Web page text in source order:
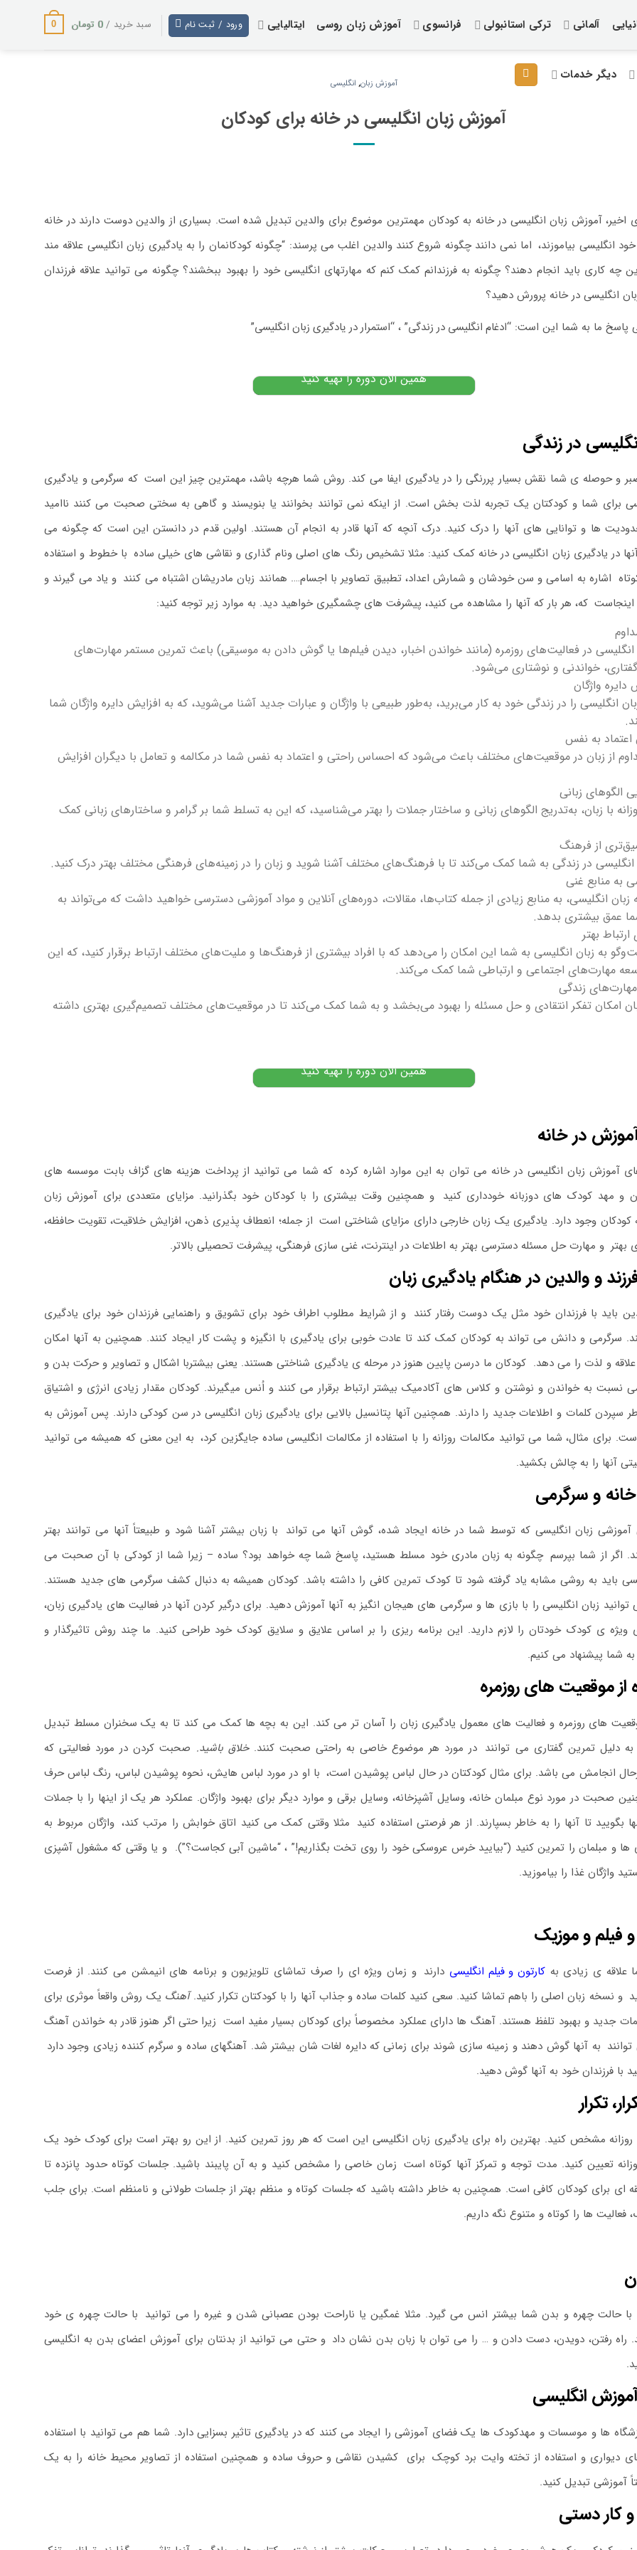
آلمانی ترکی استانبولی فرانسوی آموزش زبان روسی ایتالیایی
دیگر خدمات
ورود / ثبت نام سبد خرید /0 تومان 0
آموزش زبان, انگلیسی
آموزش زبان انگلیسی در خانه برای کودکان
اخیر، آموزش زبان انگلیسی در خانه به کودکان مهمترین موضوع برای والدین تبدیل شده است. بسیاری از والدین دوست دارند در خانه
انگلیسی بیاموزند،. اما نمی دانند چگونه شروع کنند والدین اغلب می پرسند: “چگونه کودکانمان را به یادگیری زبان انگلیسی علاقه مند
چه کاری باید انجام دهند؟ چگونه به فرزندانم کمک کنم که مهارتهای انگلیسی خود را بهبود ببخشند؟ چگونه می توانید علاقه فرزندان
انگلیسی در خانه پرورش دهید؟
پاسخ ما به شما این است: “ادغام انگلیسی در زندگی” ، “استمرار در یادگیری زبان انگلیسی”
همین الان دوره را تهیه کنید
در زندگی
و حوصله ی شما نقش بسیار پررنگی را در یادگیری ایفا می کند. روش شما هرچه باشد، مهمترین چیز این است. که سرگرمی و یادگیری
برای شما و کودکتان یک تجربه لذت بخش است. از اینکه نمی توانند بخوانند یا بنویسند و گاهی به سختی صحبت می کنند ناامید
ها و توانایی های آنها را درک کنید. درک آنچه که آنها قادر به انجام آن هستند. اولین قدم در دانستن این است که چگونه می
در یادگیری زبان انگلیسی در خانه کمک کنید: مثلا تشخیص رنگ های اصلی ونام گذاری و نقاشی های خیلی ساده. با خطوط و استفاده
اشاره به اسامی و سن خودشان و شمارش اعداد، تطبیق تصاویر با اجسام…. همانند زبان مادریشان اشتباه می کنند و یاد می گیرند و
اینجاست که، هر بار که آنها را مشاهده می کنید، پیشرفت های چشمگیری خواهید دید. به موارد زیر توجه کنید:
انگلیسی در فعالیت‌های روزمره (مانند خواندن اخبار، دیدن فیلم‌ها یا گوش دادن به موسیقی) باعث تمرین مستمر مهارت‌های
خواندنی و نوشتاری می‌شود.
انگلیسی را در زندگی خود به کار می‌برید، به‌طور طبیعی با واژگان و عبارات جدید آشنا می‌شوید، که به افزایش دایره واژگان شما
از زبان در موقعیت‌های مختلف باعث می‌شود که احساس راحتی و اعتماد به نفس شما در مکالمه و تعامل با دیگران افزایش
با زبان، به‌تدریج الگوهای زبانی و ساختار جملات را بهتر می‌شناسید، که این به تسلط شما بر گرامر و ساختارهای زبانی کمک
انگلیسی در زندگی به شما کمک می‌کند تا با فرهنگ‌های مختلف آشنا شوید و زبان را در زمینه‌های فرهنگی مختلف بهتر درک کنید.
زبان انگلیسی، به منابع زیادی از جمله کتاب‌ها، مقالات، دوره‌های آنلاین و مواد آموزشی دسترسی خواهید داشت که می‌تواند به
عمق بیشتری بدهد.
به زبان انگلیسی به شما این امکان را می‌دهد که با افراد بیشتری از فرهنگ‌ها و ملیت‌های مختلف ارتباط برقرار کنید، که این
مهارت‌های اجتماعی و ارتباطی شما کمک می‌کند.
امکان تفکر انتقادی و حل مسئله را بهبود می‌بخشد و به شما کمک می‌کند تا در موقعیت‌های مختلف تصمیم‌گیری بهتری داشته
پکیج آموزش زبان اسپانیایی: از
مبتدی
همین الان دوره را تهیه کنید
در خانه
آموزش زبان انگلیسی در خانه می توان به این موارد اشاره کرده. که شما می توانید از پرداخت هزینه های گزاف بابت موسسه های
و مهد کودک های دوزبانه خودداری کنید و همچنین وقت بیشتری را با کودکان خود بگذرانید. مزایای متعددی برای آموزش زبان
کودکان وجود دارد. یادگیری یک زبان خارجی دارای مزایای شناختی است. از جمله؛ انعطاف پذیری ذهن، افزایش خلاقیت، تقویت حافظه،
بهتر و مهارت حل مسئله دسترسی بهتر به اطلاعات در اینترنت، غنی سازی فرهنگی، پیشرفت تحصیلی بالاتر.
و والدین در هنگام یادگیری زبان
باید با فرزندان خود مثل یک دوست رفتار کنند و از شرایط مطلوب اطراف خود برای تشویق و راهنمایی فرزندان خود برای یادگیری
سرگرمی و دانش می تواند به کودکان کمک کند تا عادت خوبی برای یادگیری با انگیزه و پشت کار ایجاد کنند. همچنین به آنها امکان
علاقه و لذت را می دهد. کودکان ما درسن پایین هنوز در مرحله ی یادگیری شناختی هستند. یعنی بیشتربا اشکال و تصاویر و حرکت بدن و
نسبت به خواندن و نوشتن و کلاس های آکادمیک بیشتر ارتباط برقرار می کنند و اُنس میگیرند. کودکان مقدار زیادی انرژی و اشتیاق
سپردن کلمات و اطلاعات جدید را دارند. همچنین آنها پتانسیل بالایی برای یادگیری زبان انگلیسی در سن کودکی دارند. پس آموزش به
برای مثال، شما می توانید مکالمات روزانه را با استفاده از مکالمات انگلیسی ساده جایگزین کرد،. به این معنی که همیشه می توانید
آنها را به چالش بکشید.
و سرگرمی
زبان انگلیسی که توسط شما در خانه ایجاد شده، گوش آنها می تواند با زبان بیشتر آشنا شود و طبیعتاً آنها می توانند بهتر
اگر از شما بپرسم. چگونه به زبان مادری خود مسلط هستید، پاسخ شما چه خواهد بود؟ ساده – زیرا شما از کودکی با آن صحبت می
باید به روشی مشابه یاد گرفته شود تا کودک تمرین کافی را داشته باشد. کودکان همیشه به دنبال کشف سرگرمی های جدید هستند.
زبان انگلیسی را با بازی ها و سرگرمی های هیجان انگیز به آنها آموزش دهید. برای درگیر کردن آنها در فعالیت های یادگیری زبان،
ویژه ی کودک خودتان را لازم دارید. این برنامه ریزی را بر اساس علایق و سلایق کودک خود طراحی کنید. ما چند روش تاثیرگذار و
شما پیشنهاد می کنیم‌.
از موقعیت های روزمره
های روزمره و فعالیت های معمول یادگیری زبان را آسان تر می کند. این به بچه ها کمک می کند تا به یک سخنران مسلط تبدیل
به دلیل تمرین گفتاری می توانند در مورد هر موضوع خاصی به راحتی صحبت کنند.خلاق باشید. صحبت کردن در مورد فعالیتی که
انجامش می باشد. برای مثال کودکتان در حال لباس پوشیدن است، با او در مورد لباس هایش، نحوه پوشیدن لباس، رنگ لباس حرف
صحبت در مورد نوع مبلمان خانه، وسایل آشپزخانه، وسایل برقی و موارد دیگر برای بهبود واژگان. عملکرد هر یک از اینها را با جملات
بگویید تا آنها را به خاطر بسپارند. از هر فرصتی استفاده کنید مثلا وقتی کمک می کنید اتاق خوابش را مرتب کند، واژگان مربوط به
ها و مبلمان را تمرین کنید (“بیایید خرس عروسکی خود را روی تخت بگذاریم!” ، “ماشین آبی کجاست؟”). و یا وقتی که مشغول آشپزی
واژگان غذا را بیاموزید.
فیلم و موزیک
علاقه ی زیادی به کارتون و فیلم انگلیسی دارند و زمان ویژه ای را صرف تماشای تلویزیون و برنامه های انیمشن می کنند. از فرصت
و نسخه زبان اصلی را باهم تماشا کنید. سعی کنید کلمات ساده و جذاب آنها را با کودکتان تکرار کنید.آهنگ یک روش واقعاً موثری برای
جدید و بهبود تلفظ هستند. آهنگ ها دارای عملکرد مخصوصاً برای کودکان بسیار مفید است زیرا حتی اگر هنوز قادر به خواندن آهنگ
به آنها گوش دهند و زمینه سازی شوند برای زمانی که دایره لغات شان بیشتر شد. آهنگهای ساده و سرگرم کننده زیادی وجود دارد
با فرزندان خود به آنها گوش دهید.
تکرار
مشخص کنید. بهترین راه برای یادگیری زبان انگلیسی این است که هر روز تمرین کنید. از این رو بهتر است برای کودک خود یک
تعیین کنید. مدت توجه و تمرکز آنها کوتاه است. زمان خاصی را مشخص کنید و به آن پایبند باشید. جلسات کوتاه حدود پانزده تا
ای برای کودکان کافی است. همچنین به خاطر داشته باشید که جلسات کوتاه و منظم بهتر از جلسات طولانی و نامنظم است. برای جلب
فعالیت ها را کوتاه و متنوع نگه داریم.
حالت چهره و بدن شما بیشتر انس می گیرد. مثلا غمگین یا ناراحت بودن عصبانی شدن و غیره را می توانید با حالت چهره ی خود
راه رفتن، دویدن، دست دادن و … را می توان با زبان بدن نشان داد و حتی می توانید از بدنتان برای آموزش اعضای بدن به انگلیسی
انگلیسی
ها و موسسات و مهدکودک ها یک فضای آموزشی را ایجاد می کنند که در یادگیری تاثیر بسزایی دارد. شما هم می توانید با استفاده
دیواری و استفاده از تخته وایت برد کوچک. برای کشیدن نقاشی و حروف ساده و همچنین استفاده از تصاویر محیط خانه را به یک
آموزشی تبدیل کنید.
کار دستی